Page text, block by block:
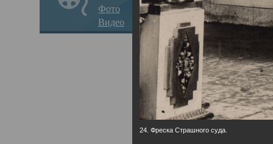
Фото
Видео
24. Фреска Страшного суда.